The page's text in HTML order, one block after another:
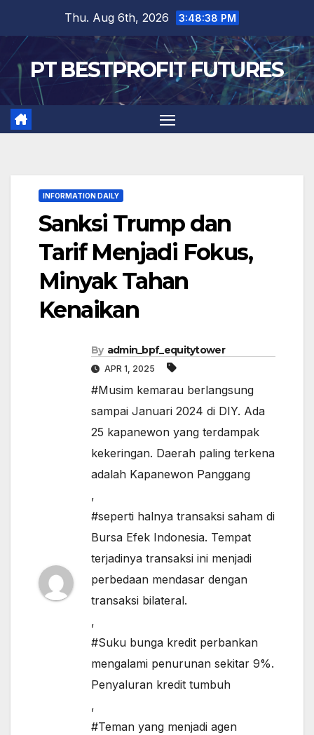
content
Thu. Aug 6th, 2026 3:48:39 PM
PT BESTPROFIT FUTURES
INFORMATION DAILY
Sanksi Trump dan
Tarif Menjadi Fokus,
Minyak Tahan
Kenaikan
By admin_bpf_equitytower
APR 1, 2025
#Musim kemarau berlangsung
sampai Januari 2024 di DIY. Ada
25 kapanewon yang terdampak
kekeringan. Daerah paling terkena
adalah Kapanewon Panggang
,
#seperti halnya transaksi saham di
Bursa Efek Indonesia. Tempat
terjadinya transaksi ini menjadi
perbedaan mendasar dengan
transaksi bilateral.
,
#Suku bunga kredit perbankan
mengalami penurunan sekitar 9%.
Penyaluran kredit tumbuh
,
#Teman yang menjadi agen